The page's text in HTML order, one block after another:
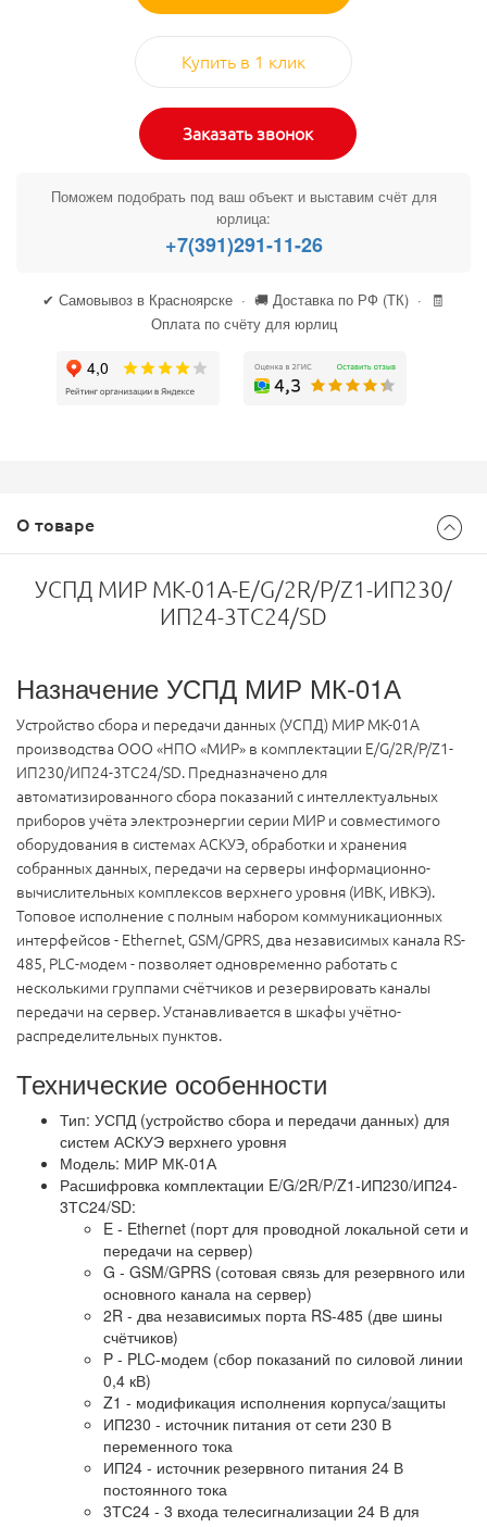
Купить в 1 клик
Заказать звонок
Поможем подобрать под ваш объект и выставим счёт для
юрлица:
+7(391)291-11-26
✔ Самовывоз в Красноярске · 🚚 Доставка по РФ (ТК) · 🧾
Оплата по счёту для юрлиц
О товаре
УСПД МИР МК-01А-Е/G/2R/Р/Z1-ИП230/
ИП24-3ТС24/SD
Назначение УСПД МИР МК-01А
Устройство сбора и передачи данных (УСПД) МИР МК-01А
производства ООО «НПО «МИР» в комплектации E/G/2R/P/Z1-
ИП230/ИП24-3ТС24/SD. Предназначено для
автоматизированного сбора показаний с интеллектуальных
приборов учёта электроэнергии серии МИР и совместимого
оборудования в системах АСКУЭ, обработки и хранения
собранных данных, передачи на серверы информационно-
вычислительных комплексов верхнего уровня (ИВК, ИВКЭ).
Топовое исполнение с полным набором коммуникационных
интерфейсов - Ethernet, GSM/GPRS, два независимых канала RS-
485, PLC-модем - позволяет одновременно работать с
несколькими группами счётчиков и резервировать каналы
передачи на сервер. Устанавливается в шкафы учётно-
распределительных пунктов.
Технические особенности
Тип: УСПД (устройство сбора и передачи данных) для
систем АСКУЭ верхнего уровня
Модель: МИР МК-01А
Расшифровка комплектации E/G/2R/P/Z1-ИП230/ИП24-
3ТС24/SD:
E - Ethernet (порт для проводной локальной сети и
передачи на сервер)
G - GSM/GPRS (сотовая связь для резервного или
основного канала на сервер)
2R - два независимых порта RS-485 (две шины
счётчиков)
P - PLC-модем (сбор показаний по силовой линии
0,4 кВ)
Z1 - модификация исполнения корпуса/защиты
ИП230 - источник питания от сети 230 В
переменного тока
ИП24 - источник резервного питания 24 В
постоянного тока
3ТС24 - 3 входа телесигнализации 24 В для